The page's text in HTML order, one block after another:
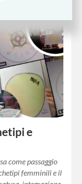
e
come passaggio
femminili e il